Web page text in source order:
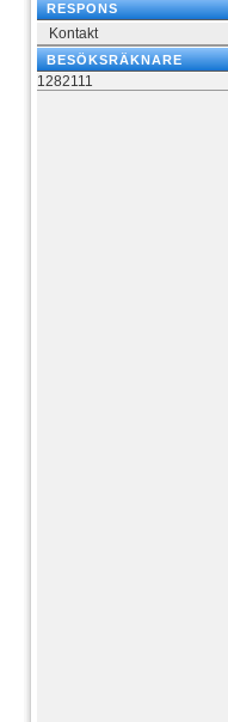
RESPONS
Kontakt
BESÖKSRÄKNARE
1282111